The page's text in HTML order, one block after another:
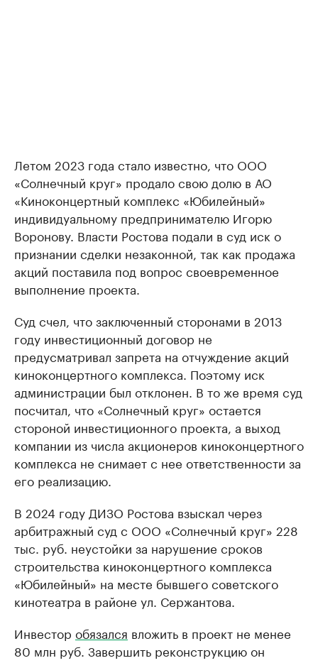
Летом 2023 года стало известно, что ООО
«Солнечный круг» продало свою долю в АО
«Киноконцертный комплекс «Юбилейный»
индивидуальному предпринимателю Игорю
Воронову. Власти Ростова подали в суд иск о
признании сделки незаконной, так как продажа
акций поставила под вопрос своевременное
выполнение проекта.
Суд счел, что заключенный сторонами в 2013
году инвестиционный договор не
предусматривал запрета на отчуждение акций
киноконцертного комплекса. Поэтому иск
администрации был отклонен. В то же время суд
посчитал, что «Солнечный круг» остается
стороной инвестиционного проекта, а выход
компании из числа акционеров киноконцертного
комплекса не снимает с нее ответственности за
его реализацию.
В 2024 году ДИЗО Ростова взыскал через
арбитражный суд с ООО «Солнечный круг» 228
тыс. руб. неустойки за нарушение сроков
строительства киноконцертного комплекса
«Юбилейный» на месте бывшего советского
кинотеатра в районе ул. Сержантова.
Инвестор обязался вложить в проект не менее
80 млн руб. Завершить реконструкцию он